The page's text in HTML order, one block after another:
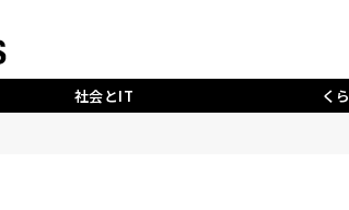
社会とIT く